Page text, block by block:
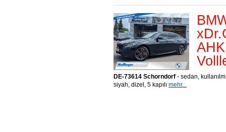
DE-73614 Schorndorf - sedan,
siyah, dizel, 5 kapılı mehr...